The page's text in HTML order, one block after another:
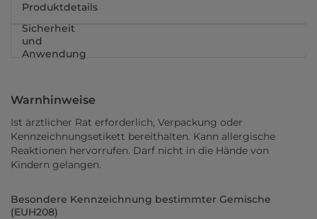
Produktdetails
Sicherheit
und
Anwendung
Warnhinweise
Ist ärztlicher Rat erforderlich, Verpackung oder
Kennzeichnungsetikett bereithalten. Kann allergische
Reaktionen hervorrufen. Darf nicht in die Hände von
Kindern gelangen.
Besondere Kennzeichnung bestimmter Gemische
(EUH208)